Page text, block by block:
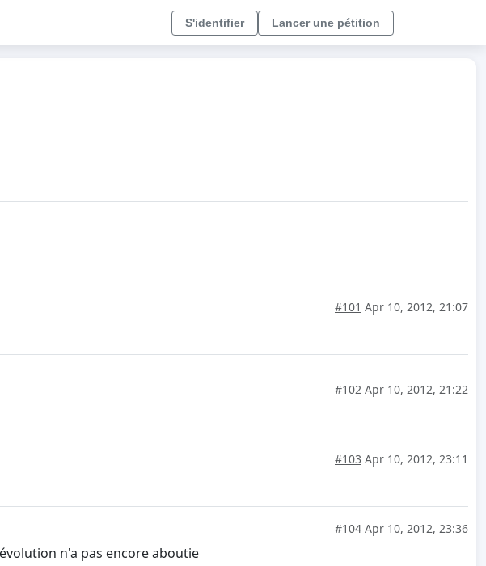
S'identifier Lancer une pétition
#101 Apr 10, 2012, 21:07
#102 Apr 10, 2012, 21:22
#103 Apr 10, 2012, 23:11
#104 Apr 10, 2012, 23:36
n'a pas encore aboutie